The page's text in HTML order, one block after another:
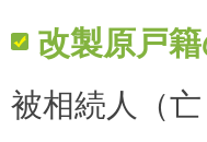
改製原戸
被相続人（